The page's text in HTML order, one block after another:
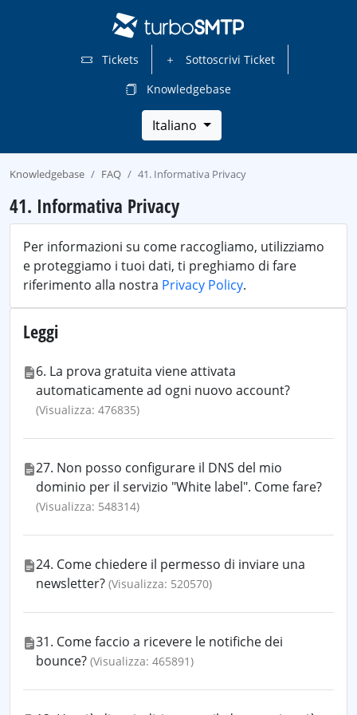
Tickets
Sottoscrivi Ticket
Knowledgebase
Italiano
Knowledgebase FAQ 41. Informativa Privacy
41. Informativa Privacy
Per informazioni su come raccogliamo, utilizziamo
e proteggiamo i tuoi dati, ti preghiamo di fare
riferimento alla nostra Privacy Policy.
Leggi
6. La prova gratuita viene attivata
automaticamente ad ogni nuovo account?
(Visualizza: 476835)
27. Non posso configurare il DNS del mio
dominio per il servizio "White label". Come fare?
(Visualizza: 548314)
24. Come chiedere il permesso di inviare una
newsletter? (Visualizza: 520570)
31. Come faccio a ricevere le notifiche dei
bounce? (Visualizza: 465891)